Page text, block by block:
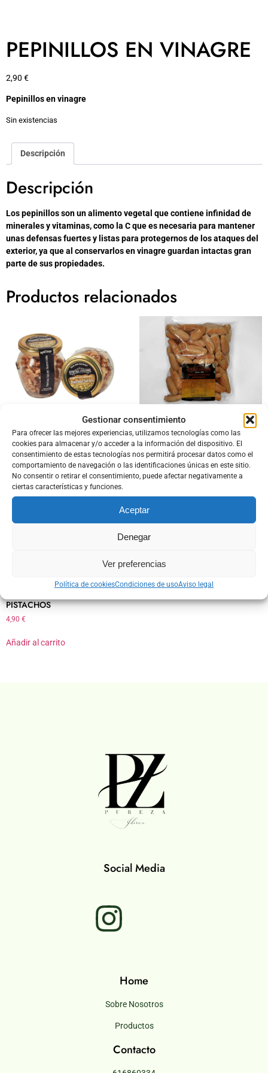
Gestionar consentimiento
Para ofrecer las mejores experiencias, utilizamos tecnologías como las
cookies para almacenar y/o acceder a la información del dispositivo. El
consentimiento de estas tecnologías nos permitirá procesar datos como el
comportamiento de navegación o las identificaciones únicas en este sitio.
No consentir o retirar el consentimiento, puede afectar negativamente a
ciertas características y funciones.
Aceptar
Denegar
Ver preferencias
Política de cookiesCondiciones de usoAviso legal
PEPINILLOS EN VINAGRE
2,90 €
Pepinillos en vinagre
Sin existencias
Descripción
Descripción
Los pepinillos son un alimento vegetal que contiene infinidad de
minerales y vitaminas, como la C que es necesaria para mantener
unas defensas fuertes y listas para protegernos de los ataques del
exterior, ya que al conservarlos en vinagre guardan intactas gran
parte de sus propiedades.
Productos relacionados
4,50€
Añadir al carrito
PIQUITOS ARTESANOS
4,70€
Leer más
PISTACHOS
4,90 €
Añadir al carrito
Social Media
Home
Sobre Nosotros
Productos
Contacto